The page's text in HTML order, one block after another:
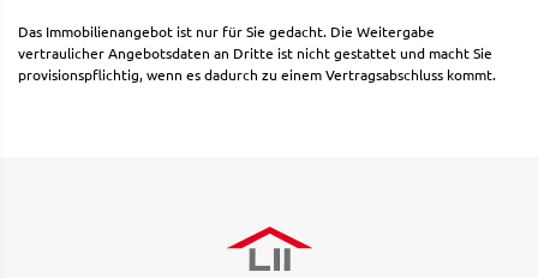
Das Immobilienangebot ist nur für Sie gedacht. Die Weitergabe
vertraulicher Angebotsdaten an Dritte ist nicht gestattet und macht Sie
provisionspflichtig, wenn es dadurch zu einem Vertragsabschluss kommt.